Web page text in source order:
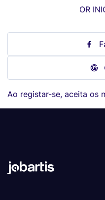
OR
Ao registar-se, aceita os